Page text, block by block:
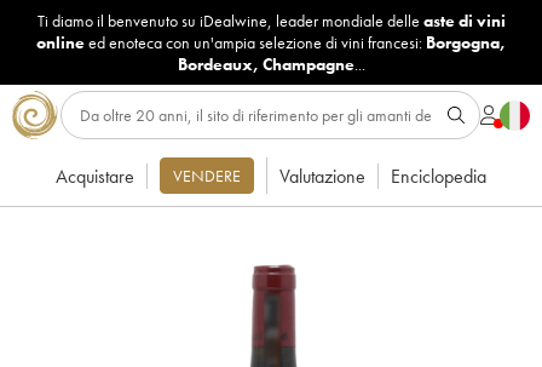
Ti diamo il benvenuto su iDealwine, leader mondiale delle aste di vini
onlineed enoteca con un'ampia selezione di vini francesi: Borgogna,
Bordeaux, Champagne...
Acquistare VENDERE Valutazione Enciclopedia